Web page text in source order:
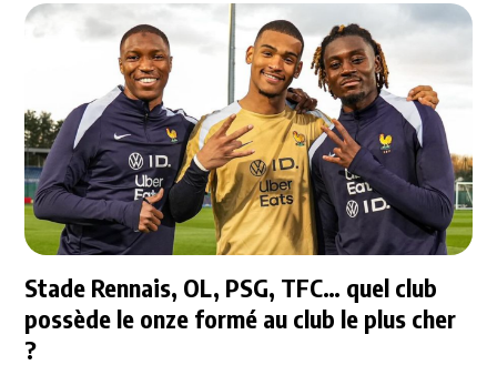
Stade Rennais, OL, PSG, TFC… quel club
possède le onze formé au club le plus cher
?